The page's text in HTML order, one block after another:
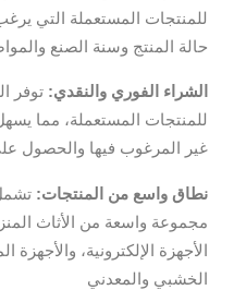
للمنتجات المستعملة التي
حالة المنتج وسنة الصنع
الشراء الفوري والنقدي: توفر
للمنتجات المستعملة، مما
غير المرغوب فيها والحصول
نطاق واسع من المنتجات:
مجموعة واسعة من الأثاث
الأجهزة الإلكترونية، والأجهزة
الخشبي والمعدني